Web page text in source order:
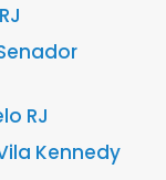
RJ
Kennedy